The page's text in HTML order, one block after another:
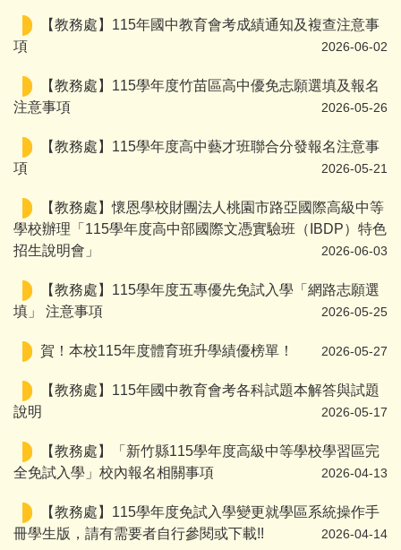
【教務處】115年國中教育會考成績通知及複查注意事
項
2026-06-02
【教務處】115學年度竹苗區高中優免志願選填及報名
注意事項
2026-05-26
【教務處】115學年度高中藝才班聯合分發報名注意事
項
2026-05-21
【教務處】懷恩學校財團法人桃園市路亞國際高級中等
學校辦理「115學年度高中部國際文憑實驗班（IBDP）特色
招生說明會」
2026-06-03
【教務處】115學年度五專優先免試入學「網路志願選
填」 注意事項
2026-05-25
賀！本校115年度體育班升學績優榜單！ 2026-05-27
【教務處】115年國中教育會考各科試題本解答與試題
說明
2026-05-17
【教務處】「新竹縣115學年度高級中等學校學習區完
全免試入學」校內報名相關事項
2026-04-13
【教務處】115學年度免試入學變更就學區系統操作手
冊學生版，請有需要者自行參閱或下載!!
2026-04-14